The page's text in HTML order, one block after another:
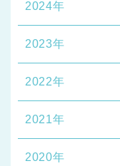
2024年
2023年
2022年
2021年
2020年